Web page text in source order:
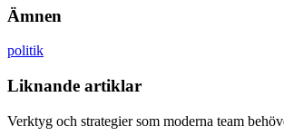
Ämnen
politik
Liknande artiklar
Verktyg och strategier som moderna team